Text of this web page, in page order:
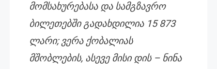
მომსახურებასა და სამგზავრო
ბილეთებში გადახდილია 15 873
ლარი; ვერა ქობალიას
მშობლების, ასევე მისი დის – ნინა